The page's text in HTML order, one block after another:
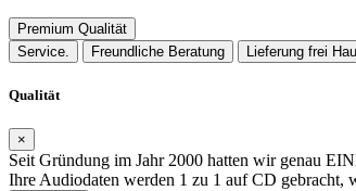
Premium Qualität
Service.
Freundliche Beratung Lieferung frei
Qualität
×
Seit Gründung im Jahr 2000 hatten wir genau
Ihre Audiodaten werden 1 zu 1 auf CD gebracht,